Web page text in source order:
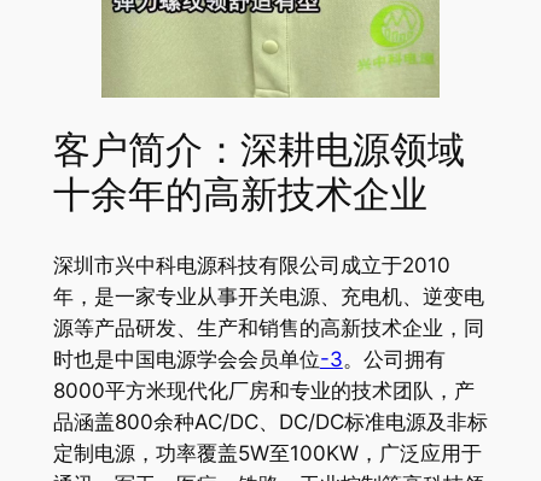
客户简介：深耕电源领域
十余年的高新技术企业
深圳市兴中科电源科技有限公司成立于2010
年，是一家专业从事开关电源、充电机、逆变电
源等产品研发、生产和销售的高新技术企业，同
时也是中国电源学会会员单位-3。公司拥有
8000平方米现代化厂房和专业的技术团队，产
品涵盖800余种AC/DC、DC/DC标准电源及非标
定制电源，功率覆盖5W至100KW，广泛应用于